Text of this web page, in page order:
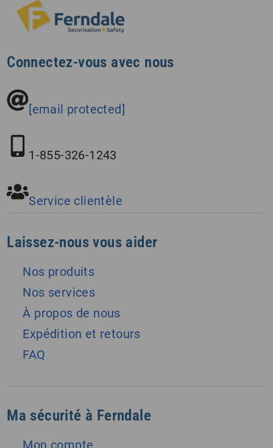
Connectez-vous avec nous
[email protected]
1-855-326-1243
Service clientèle
Laissez-nous vous aider
Nos produits
Nos services
À propos de nous
Expédition et retours
FAQ
Ma sécurité à Ferndale